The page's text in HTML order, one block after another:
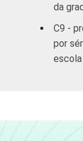
da
C9 -
por
escola